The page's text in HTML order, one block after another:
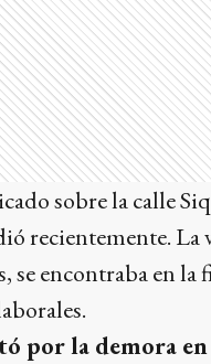
sobre la calle
recientemente.
encontraba en la
por la demora